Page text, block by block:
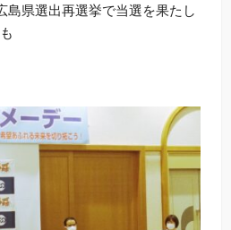
県選出再選挙で当選を果たし